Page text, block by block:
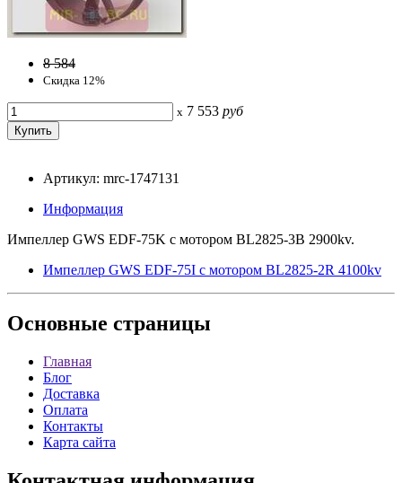
8 584
Скидка 12%
x 7 553 руб
Артикул: mrc-1747131
Информация
Импеллер GWS EDF-75K c мотором BL2825-3B 2900kv.
Импеллер GWS EDF-75I c мотором BL2825-2R 4100kv
Основные страницы
Главная
Блог
Доставка
Оплата
Контакты
Карта сайта